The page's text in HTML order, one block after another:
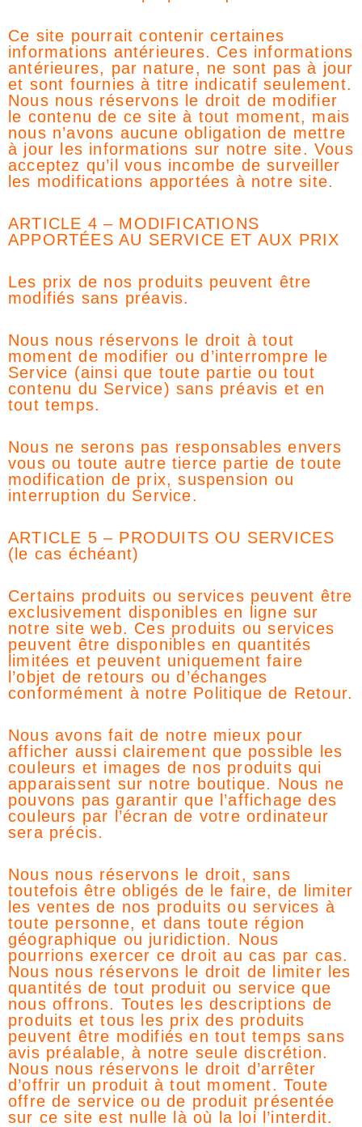
Ce site pourrait contenir certaines
informations antérieures. Ces informations
antérieures, par nature, ne sont pas à jour
et sont fournies à titre indicatif seulement.
Nous nous réservons le droit de modifier
le contenu de ce site à tout moment, mais
nous n’avons aucune obligation de mettre
à jour les informations sur notre site. Vous
acceptez qu’il vous incombe de surveiller
les modifications apportées à notre site.
ARTICLE 4 – MODIFICATIONS
APPORTÉES AU SERVICE ET AUX PRIX
Les prix de nos produits peuvent être
modifiés sans préavis.
Nous nous réservons le droit à tout
moment de modifier ou d’interrompre le
Service (ainsi que toute partie ou tout
contenu du Service) sans préavis et en
tout temps.
Nous ne serons pas responsables envers
vous ou toute autre tierce partie de toute
modification de prix, suspension ou
interruption du Service.
ARTICLE 5 – PRODUITS OU SERVICES
(le cas échéant)
Certains produits ou services peuvent être
exclusivement disponibles en ligne sur
notre site web. Ces produits ou services
peuvent être disponibles en quantités
limitées et peuvent uniquement faire
l’objet de retours ou d’échanges
conformément à notre Politique de Retour.
Nous avons fait de notre mieux pour
afficher aussi clairement que possible les
couleurs et images de nos produits qui
apparaissent sur notre boutique. Nous ne
pouvons pas garantir que l’affichage des
couleurs par l’écran de votre ordinateur
sera précis.
Nous nous réservons le droit, sans
toutefois être obligés de le faire, de limiter
les ventes de nos produits ou services à
toute personne, et dans toute région
géographique ou juridiction. Nous
pourrions exercer ce droit au cas par cas.
Nous nous réservons le droit de limiter les
quantités de tout produit ou service que
nous offrons. Toutes les descriptions de
produits et tous les prix des produits
peuvent être modifiés en tout temps sans
avis préalable, à notre seule discrétion.
Nous nous réservons le droit d’arrêter
d’offrir un produit à tout moment. Toute
offre de service ou de produit présentée
sur ce site est nulle là où la loi l’interdit.